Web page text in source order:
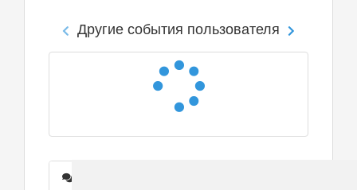
Другие события пользователя